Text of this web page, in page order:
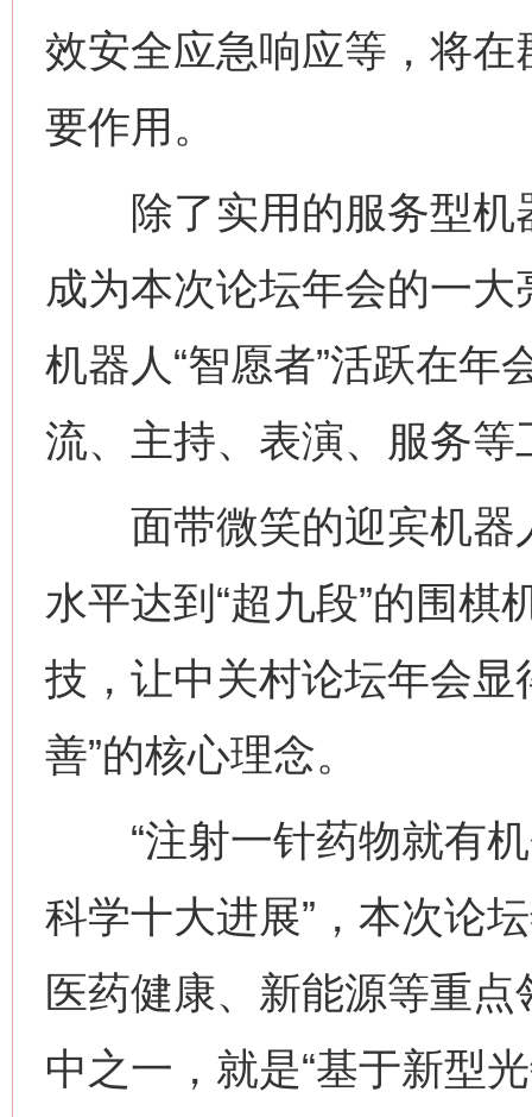
效安全应急响应等，将
要作用。
除了实用的服务型机
成为本次论坛年会的一
机器人“智愿者”活跃在年
流、主持、表演、服务
面带微笑的迎宾机器
水平达到“超九段”的围
技，让中关村论坛年会显
善”的核心理念。
“注射一针药物就有机
科学十大进展”，本次论
医药健康、新能源等重点
中之一，就是“基于新型
网上购药对药下症？